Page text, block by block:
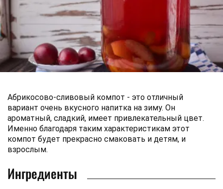
Абрикосово-сливовый компот - это отличный
вариант очень вкусного напитка на зиму. Он
ароматный, сладкий, имеет привлекательный цвет.
Именно благодаря таким характеристикам этот
компот будет прекрасно смаковать и детям, и
взрослым.
Ингредиенты